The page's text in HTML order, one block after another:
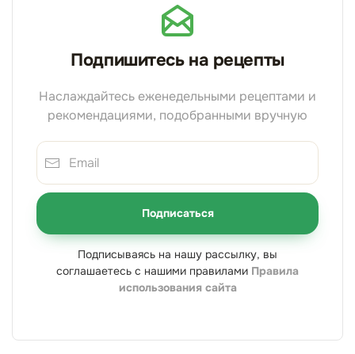
Подпишитесь на рецепты
Наслаждайтесь еженедельными рецептами и
рекомендациями, подобранными вручную
Подписаться
Подписываясь на нашу рассылку, вы
соглашаетесь с нашими правилами Правила
использования сайта